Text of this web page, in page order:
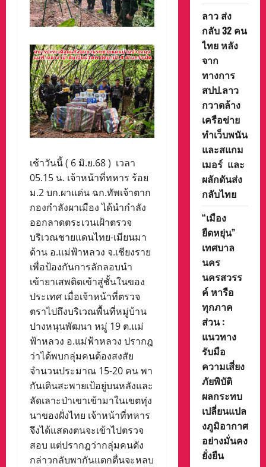
เช้าวันนี้ ( 6 มิ.ย.68 ) เวลา
05.15 น. เจ้าหน้าที่ทหาร ร้อย
ม.2 บก.ผาแด่น ฉก.ทัพเจ้าตาก
กองกำลังผาเมือง ได้นำกำลัง
ออกลาดตระเวนเฝ้าตรวจ
บริเวณชายแดนไทย-เมียนมา
ด้าน อ.แม่ฟ้าหลวง จ.เชียงราย
เพื่อป้องกันการลักลอบนำ
เข้ายาเสพติดเข้าสู่ชั้นในของ
ประเทศ เมื่อเจ้าหน้าที่ตรวจ
ตราไปถึงบริเวณพื้นที่หมู่บ้าน
ปางหนุนพัฒนา หมู่ 19 ต.แม่
ฟ้าหลวง อ.แม่ฟ้าหลวง ปรากฎ
ว่าได้พบกลุ่มคนต้องสงสัย
จำนวนประมาณ 15-20 คน พา
กันเดินสะพายเป้อยู่บนหลังและ
ลัดเลาะป่าเขาเข้ามาในเขตทุ่ง
นาของฝั่งไทย เจ้าหน้าที่ทหาร
จึงได้แสดงตนจะเข้าไปตรวจ
สอบ แต่ปรากฎว่ากลุ่มคนดัง
กล่าวกลับพากันแตกตื่นจะหลบ
ลาว ส่ง
กลับ 32 คน
ไทย หลัง
จาก
ทางการ
สปป.ลาว
กวาดล้าง
เครือข่าย
ทำเว็บพนัน
และสแกม
เมอร์ และ
ผลักดันส่ง
กลับไทย
“เมือง
ยืดหยุ่น”
เทศบาล
นคร
นครสวรร
ค์ หารือ
ทุกภาค
ส่วน :
แนวทาง
รับมือ
ความเสี่ยง
ภัยพิบัติ
ผลกระทบ
เปลี่ยนแปล
งภูมิอากาศ
อย่างมั่นคง
ยั่งยืน